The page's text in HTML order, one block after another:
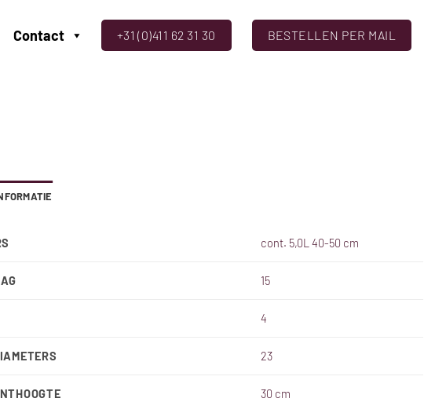
Contact +31 (0)411 62 31 30 BESTELLEN PER MAIL
cont. 5,0L 40-50 cm
15
4
23
30 cm